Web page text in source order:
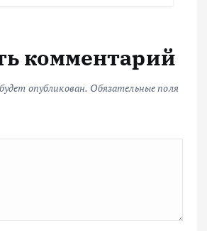
комментарий
опубликован. Обязательные поля